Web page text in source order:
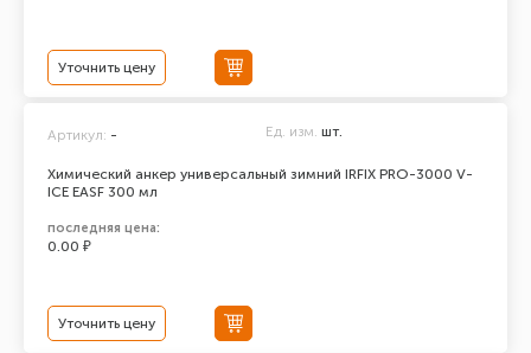
Уточнить цену
Химический анкер универсальный зимний IRFIX PRO-3000 V-
ICE EASF 300 мл
Артикул: - Ед. изм. шт.
последняя цена:
0.00 ₽
Уточнить цену